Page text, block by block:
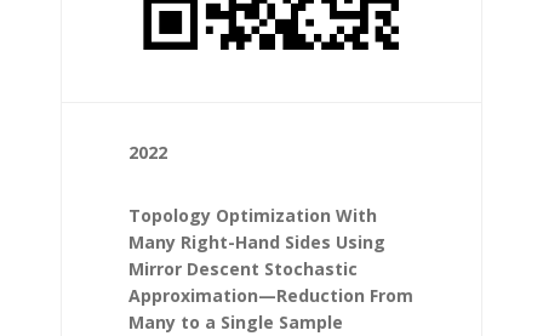
2022
Topology Optimization With
Many Right-Hand Sides Using
Mirror Descent Stochastic
Approximation—Reduction From
Many to a Single Sample